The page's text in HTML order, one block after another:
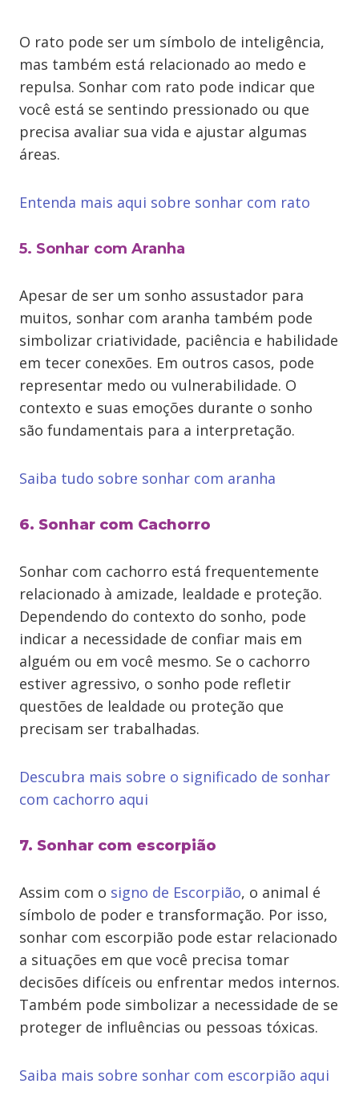
O rato pode ser um símbolo de inteligência,
mas também está relacionado ao medo e
repulsa. Sonhar com rato pode indicar que
você está se sentindo pressionado ou que
precisa avaliar sua vida e ajustar algumas
áreas.
Entenda mais aqui sobre sonhar com rato
5. Sonhar com Aranha
Apesar de ser um sonho assustador para
muitos, sonhar com aranha também pode
simbolizar criatividade, paciência e habilidade
em tecer conexões. Em outros casos, pode
representar medo ou vulnerabilidade. O
contexto e suas emoções durante o sonho
são fundamentais para a interpretação.
Saiba tudo sobre sonhar com aranha
6. Sonhar com Cachorro
Sonhar com cachorro está frequentemente
relacionado à amizade, lealdade e proteção.
Dependendo do contexto do sonho, pode
indicar a necessidade de confiar mais em
alguém ou em você mesmo. Se o cachorro
estiver agressivo, o sonho pode refletir
questões de lealdade ou proteção que
precisam ser trabalhadas.
Descubra mais sobre o significado de sonhar
com cachorro aqui
7. Sonhar com escorpião
Assim com o signo de Escorpião, o animal é
símbolo de poder e transformação. Por isso,
sonhar com escorpião pode estar relacionado
a situações em que você precisa tomar
decisões difíceis ou enfrentar medos internos.
Também pode simbolizar a necessidade de se
proteger de influências ou pessoas tóxicas.
Saiba mais sobre sonhar com escorpião aqui